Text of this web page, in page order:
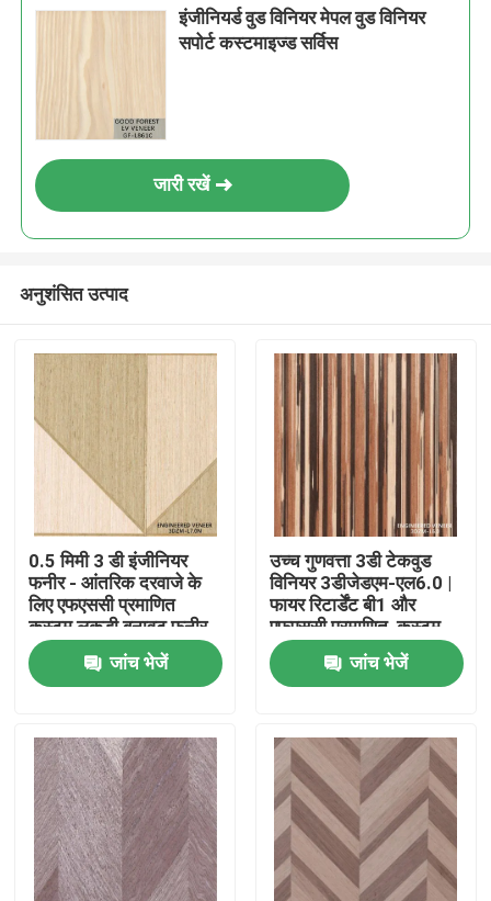
उत्पाद
हमारे बारे में
कारखाने का दौरा
इंजीनियर्ड वुड विनियर मेपल वुड विनियर
सपोर्ट कस्टमाइज्ड सर्विस
जारी रखें
अनुशंसित उत्पाद
0.5 मिमी 3 डी इंजीनियर
फनीर - आंतरिक दरवाजे के
लिए एफएससी प्रमाणित
कस्टम लकड़ी बनावट फनीर
3 डीजेडएम-एल 7.0 एन
जांच भेजें
उच्च गुणवत्ता 3डी टेकवुड
विनियर 3डीजेडएम-एल6.0 |
फायर रिटार्डेंट बी1 और
एफएससी प्रमाणित, कस्टम
आकार उपलब्ध
जांच भेजें